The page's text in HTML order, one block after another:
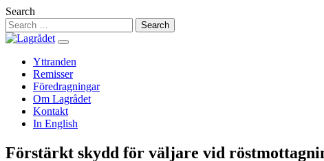
Hoppa
till
innehåll
Search
Yttranden
Remisser
Föredragningar
Om Lagrådet
Kontakt
In English
Förstärkt skydd för väljare vid